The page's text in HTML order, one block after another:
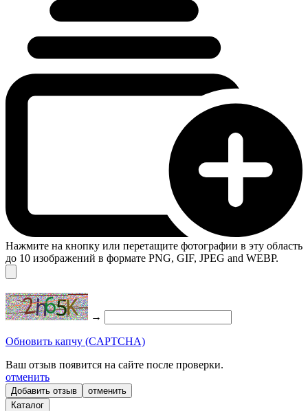
Нажмите на кнопку или перетащите фотографии в эту область
до 10 изображений в формате PNG, GIF, JPEG and WEBP.
→
Обновить капчу (CAPTCHA)
Ваш отзыв появится на сайте после проверки.
отменить
отменить
Каталог